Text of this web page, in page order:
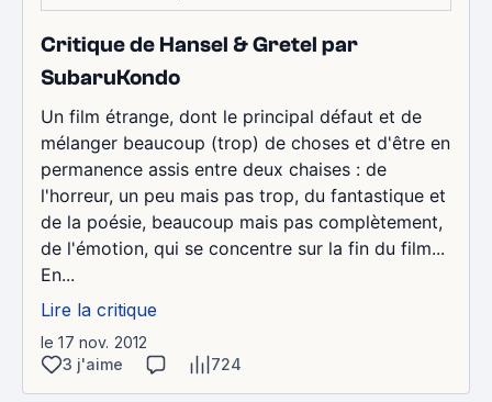
Critique de Hansel & Gretel par
SubaruKondo
Un film étrange, dont le principal défaut et de
mélanger beaucoup (trop) de choses et d'être en
permanence assis entre deux chaises : de
l'horreur, un peu mais pas trop, du fantastique et
de la poésie, beaucoup mais pas complètement,
de l'émotion, qui se concentre sur la fin du film...
En...
Lire la critique
le 17 nov. 2012
3 j'aime
724